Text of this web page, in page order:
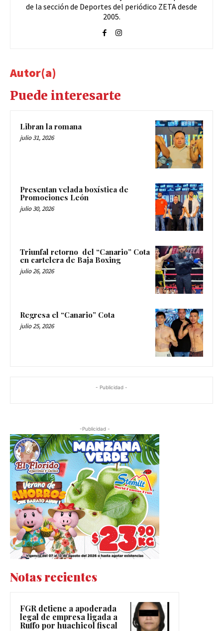
de la sección de Deportes del periódico ZETA desde
2005.
Autor(a)
Puede interesarte
Libran la romana
julio 31, 2026
Presentan velada boxística de
Promociones León
julio 30, 2026
Triunfal retorno del “Canario” Cota
en cartelera de Baja Boxing
julio 26, 2026
Regresa el “Canario” Cota
julio 25, 2026
- Publicidad -
-Publicidad -
Notas recientes
FGR detiene a apoderada
legal de empresa ligada a
Ruffo por huachicol fiscal